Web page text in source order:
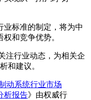
业标准的制定，将为中
和竞争优势。
行业动态，为相关企
和建议。
动系统行业市场
析报告》由权威行